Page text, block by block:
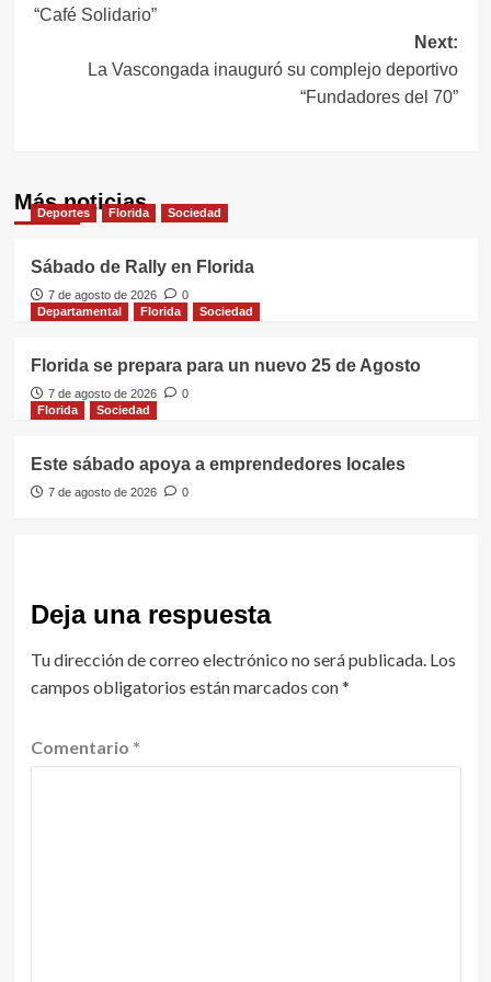
“Café Solidario”
Next:
La Vascongada inauguró su complejo deportivo
“Fundadores del 70”
Más noticias
Deportes Florida Sociedad
Sábado de Rally en Florida
7 de agosto de 2026
0
Departamental
Florida Sociedad
Florida se prepara para un nuevo 25 de Agosto
7 de agosto de 2026
0
Florida
Sociedad
Este sábado apoya a emprendedores locales
7 de agosto de 2026 0
Deja una respuesta
Tu dirección de correo electrónico no será publicada. Los
campos obligatorios están marcados con*
Comentario *